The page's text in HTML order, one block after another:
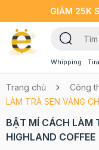
GIẢM 25K
Whipping
Trang chủ Công
LÀM TRÀ SEN VÀNG
BẬT MÍ CÁCH LÀM
HIGHLAND COFFEE